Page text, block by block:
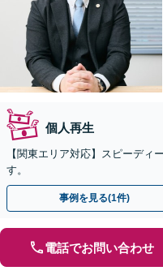
個人再生
【関東エリア対応】スピーディ
す。
事例を見る(1件)
電話でお問い合わせ